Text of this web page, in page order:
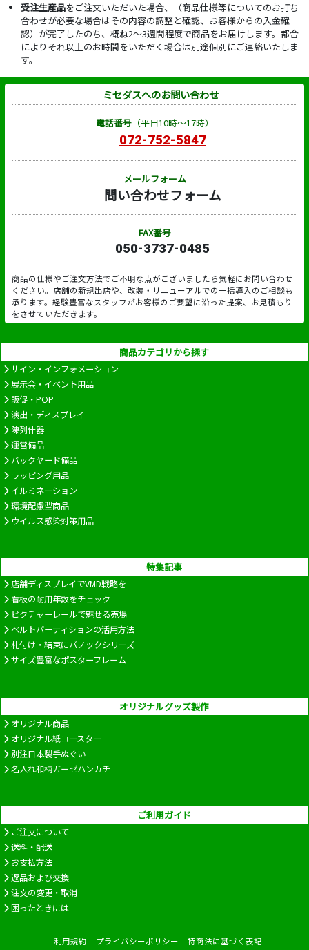
受注生産品をご注文いただいた場合、（商品仕様等についてのお打ち
合わせが必要な場合はその内容の調整と確認、お客様からの入金確
認）が完了したのち、概ね2～3週間程度で商品をお届けします。都合
によりそれ以上のお時間をいただく場合は別途個別にご連絡いたしま
す。
ミセダスへのお問い合わせ
電話番号（平日10時～17時）
072-752-5847
メールフォーム
問い合わせフォーム
FAX番号
050-3737-0485
商品の仕様やご注文方法でご不明な点がございましたら気軽にお問い合わせ
ください。店舗の新規出店や、改装・リニューアルでの一括導入のご相談も
承ります。経験豊富なスタッフがお客様のご要望に沿った提案、お見積もり
をさせていただきます。
商品カテゴリから探す
サイン・インフォメーション
展示会・イベント用品
販促・POP
演出・ディスプレイ
陳列什器
運営備品
バックヤード備品
ラッピング用品
イルミネーション
環境配慮型商品
ウイルス感染対策用品
特集記事
店舗ディスプレイでVMD戦略を
看板の耐用年数をチェック
ピクチャーレールで魅せる売場
ベルトパーティションの活用方法
札付け・結束にバノックシリーズ
サイズ豊富なポスターフレーム
オリジナルグッズ製作
オリジナル商品
オリジナル紙コースター
別注日本製手ぬぐい
名入れ和柄ガーゼハンカチ
ご利用ガイド
ご注文について
送料・配送
お支払方法
返品および交換
注文の変更・取消
困ったときには
利用規約 プライバシーポリシー 特商法に基づく表記